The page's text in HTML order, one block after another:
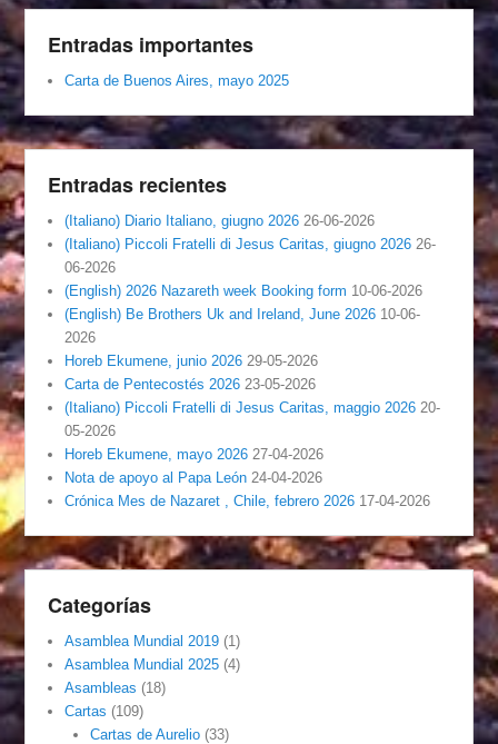
Entradas importantes
Carta de Buenos Aires, mayo 2025
Entradas recientes
(Italiano) Diario Italiano, giugno 2026 26-06-2026
(Italiano) Piccoli Fratelli di Jesus Caritas, giugno 2026 26-
06-2026
(English) 2026 Nazareth week Booking form 10-06-2026
(English) Be Brothers Uk and Ireland, June 2026 10-06-
2026
Horeb Ekumene, junio 2026 29-05-2026
Carta de Pentecostés 2026 23-05-2026
(Italiano) Piccoli Fratelli di Jesus Caritas, maggio 2026 20-
05-2026
Horeb Ekumene, mayo 2026 27-04-2026
Nota de apoyo al Papa León 24-04-2026
Crónica Mes de Nazaret , Chile, febrero 2026 17-04-2026
Categorías
Asamblea Mundial 2019 (1)
Asamblea Mundial 2025 (4)
Asambleas (18)
Cartas (109)
Cartas de Aurelio(33)